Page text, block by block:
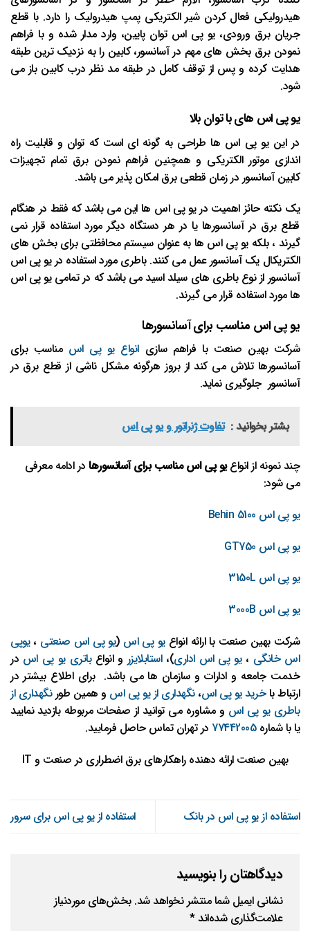
هیدرولیکی فعال کردن شیر الکتریکی پمپ هیدرولیک را دارد. با قطع
جریان برق ورودی، یو پی اس توان پایین، وارد مدار شده و با فراهم
نمودن برق بخش های مهم در آسانسور، کابین را به نزدیک ترین طبقه
هدایت کرده و پس از توقف کامل در طبقه مد نظر درب کابین باز می
شود.
یو پی اس های با توان بالا
در این یو پی اس ها طراحی به گونه ای است که توان و قابلیت راه
اندازی موتور الکتریکی و همچنین فراهم نمودن برق تمام تجهیزات
کابین آسانسور در زمان قطعی برق امکان پذیر می باشد.
یک نکته حائز اهمیت در یو پی اس ها این می باشد که فقط در هنگام
قطع برق در آسانسورها یا در هر دستگاه دیگر مورد استفاده قرار نمی
گیرند ، بلکه یو پی اس ها به عنوان سیستم محافظتی برای بخش های
الکتریکال یک آسانسور عمل می کنند. باطری مورد استفاده در یو پی اس
آسانسور از نوع باطری های سیلد اسید می باشد که در تمامی یو پی اس
ها مورد استفاده قرار می گیرند.
یو پی اس مناسب برای آسانسورها
شرکت بهین صنعت با فراهم سازیانواع یو پی اس مناسب برای
آسانسورها تلاش می کند از بروز هرگونه مشکل ناشی از قطع برق در
آسانسور جلوگیری نماید.
بشتر بخوانید : تفاوت ژنراتور و یو پی اس
چند نمونه از انواعیو پی اس مناسب برای آسانسورها در ادامه معرفی
می شود:
یو پی اس Behin 5100
یو پی اس GT750
یو پی اس 3150L
یو پی اس 3000B
شرکت بهین صنعت با ارائه انواعیو پی اس (یو پی اس صنعتی ،یوپی
اس خانگی ،یو پی اس اداری)،استابلایزر و انواع باتری یو پی اس در
خدمت جامعه و ادارات و سازمان ها می باشد. برای اطلاع بیشتر در
ارتباط باخرید یو پی اس،نگهداری از یو پی اس و همین طورنگهداری از
باطری یو پی اس و مشاوره می توانید از صفحات مربوطه بازدید نمایید
یا با شماره77442005 در تهران تماس حاصل فرمایید.
بهین صنعت ارائه دهنده راهکارهای برق اضطراری در صنعت و IT
استفاده از یو پی اس در بانک استفاده از یو پی اس برای سرور
دیدگاهتان را بنویسید
نشانی ایمیل شما منتشر نخواهد شد. بخش‌های موردنیاز
علامت‌گذاری شده‌اند*